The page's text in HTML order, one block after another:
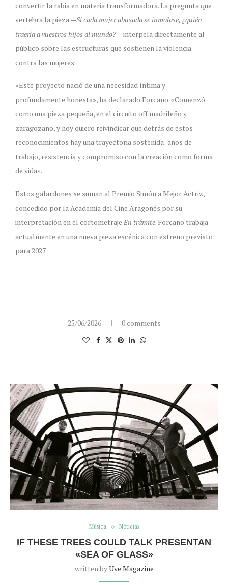
convertir la rabia en materia transformadora. La pregunta que
vertebra la pieza —Si cada mujer abusada se inmolase, ¿quién
traería a vuestros hijos al mundo?— interpela directamente al
público sobre las estructuras que sostienen la violencia
contra las mujeres.
«Este proyecto nació de una necesidad íntima y
profundamente honesta», ha declarado Forcano. «Comenzó
como una pieza pequeña, en el circuito off madrileño y
zaragozano, y hoy quiero reivindicar que detrás de estos
reconocimientos hay una trayectoria sostenida: años de
trabajo, resistencia y compromiso con la creación como forma
de vida».
Estos galardones se suman al Premio Simón a Mejor Actriz,
concedido por la Academia del Cine Aragonés por su
interpretación en el cortometraje En trámite. Forcano trabaja
actualmente en una nueva pieza escénica con estreno previsto
para 2027.
25/06/2026 0 comments
Música Noticias
IF THESE TREES COULD TALK PRESENTAN
«SEA OF GLASS»
written byUve Magazine